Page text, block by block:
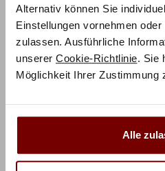
Alternativ können Sie
Einstellungen vornehmen
zulassen. Ausführliche
unserer Cookie-Richtlinie. Sie
Möglichkeit Ihrer Zustimmung
Alle
950,25€ 1.267,00€
Mit Vorkassenur855,23 €
Preisbeispiel 140x200 cm